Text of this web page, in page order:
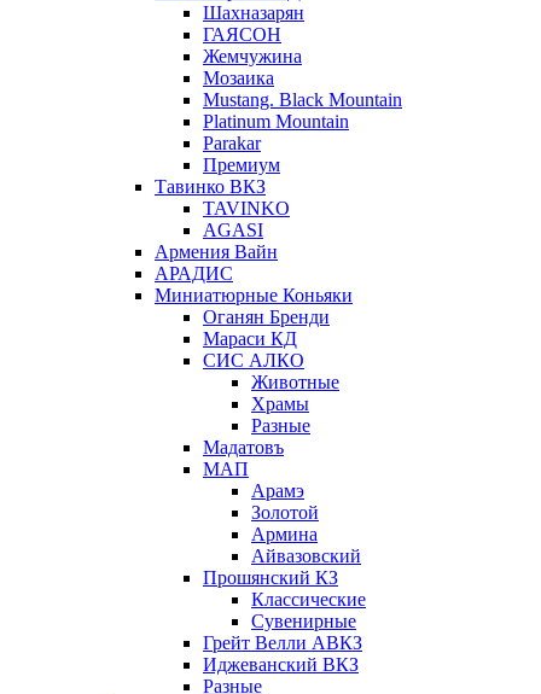
Шахназарян
ГАЯСОН
Жемчужина
Мозаика
Mustang. Black Mountain
Platinum Mountain
Parakar
Премиум
Тавинко ВКЗ
TAVINKO
AGASI
Армения Вайн
АРАДИС
Миниатюрные Коньяки
Оганян Бренди
Мараси КД
СИС АЛКО
Животные
Храмы
Разные
Мадатовъ
МАП
Арамэ
Золотой
Армина
Айвазовский
Прошянский КЗ
Классические
Сувенирные
Грейт Велли АВКЗ
Иджеванский ВКЗ
Разные